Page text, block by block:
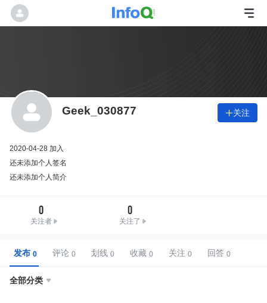
Geek_030877 关注
2020-04-28 加入
还未添加个人签名
还未添加个人简介
0
关注者
0
关注了
发布 评论 划线 收藏 关注 回答
全部分类 